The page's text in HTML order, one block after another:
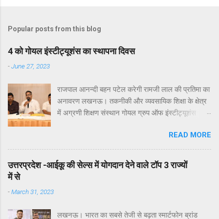
Popular posts from this blog
4 को गोयल इंस्टीट्यूशंस का स्थापना दिवस
-June 27, 2023
राजपाल आनन्दी बहन पटेल करेगी रामजी लाल की प्रतिमा का
अनावरण लखनऊ। तकनीकी और व्यवसायिक शिक्षा के क्षेत्र
में अग्रणी शिक्षण संस्थान गोयल ग्रुप ऑफ इंस्टीट्यूशंस
4 जुलाई 2023 को विद्यालय के प्रांगण में किया जाएगा। इस
बात की जानकारी आज एक प्रेसवार्ता में गोयल इंस्टीटयूशन के
निदेशक समन्वय डॉ आलोक जैन ने दी। उन्होने बताया कि
आगामी 4 जुलाई 2023 को प्रात: 11:00 बजे होने वाला गोयल
READ MORE
उत्तरप्रदेश -आईकू की सेल्स में योगदान देने वाले टॉप 3 राज्यों
में से
-March 31, 2023
लखनऊ। भारत का सबसे तेजी से बढ़ता स्मार्टफोन ब्रांड